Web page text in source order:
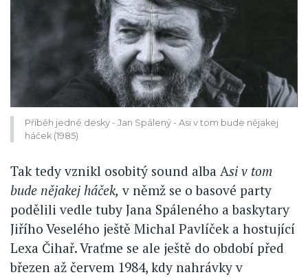
Příběh jedné desky - Jan Spálený - Asi v tom bude nějakej
háček (1985)
Tak tedy vznikl osobitý sound alba Asi v tom
bude nějakej háček, v němž se o basové party
podělili vedle tuby Jana Spáleného a baskytary
Jiřího Veselého ještě Michal Pavlíček a hostující
Lexa Čihař. Vraťme se ale ještě do období před
březen až červem 1984, kdy nahrávky v